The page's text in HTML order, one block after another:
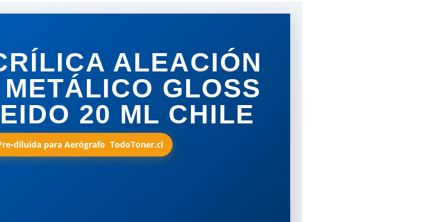
ALEACIÓN
GLOSS
20 ML CHILE
diluida para Aerógrafo  TodoToner.cl